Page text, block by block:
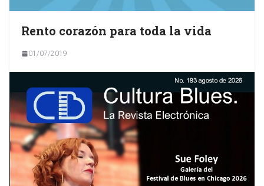
Rento corazón para toda la vida
01/07/2019